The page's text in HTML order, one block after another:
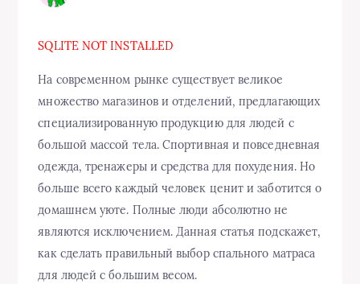
SQLITE NOT INSTALLED
На современном рынке существует великое
множество магазинов и отделений, предлагающих
специализированную продукцию для людей с
большой массой тела. Спортивная и повседневная
одежда, тренажеры и средства для похудения. Но
больше всего каждый человек ценит и заботится о
домашнем уюте. Полные люди абсолютно не
являются исключением. Данная статья подскажет,
как сделать правильный выбор спального матраса
для людей с большим весом.